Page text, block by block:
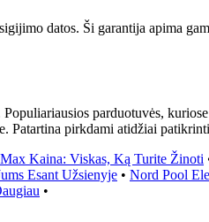
datos. Ši garantija apima
parduotuvės,
pirkdami atidžiai
Kaina: Viskas, Ką Turite Žinoti
Esant Užsienyje • Nord Pool
•